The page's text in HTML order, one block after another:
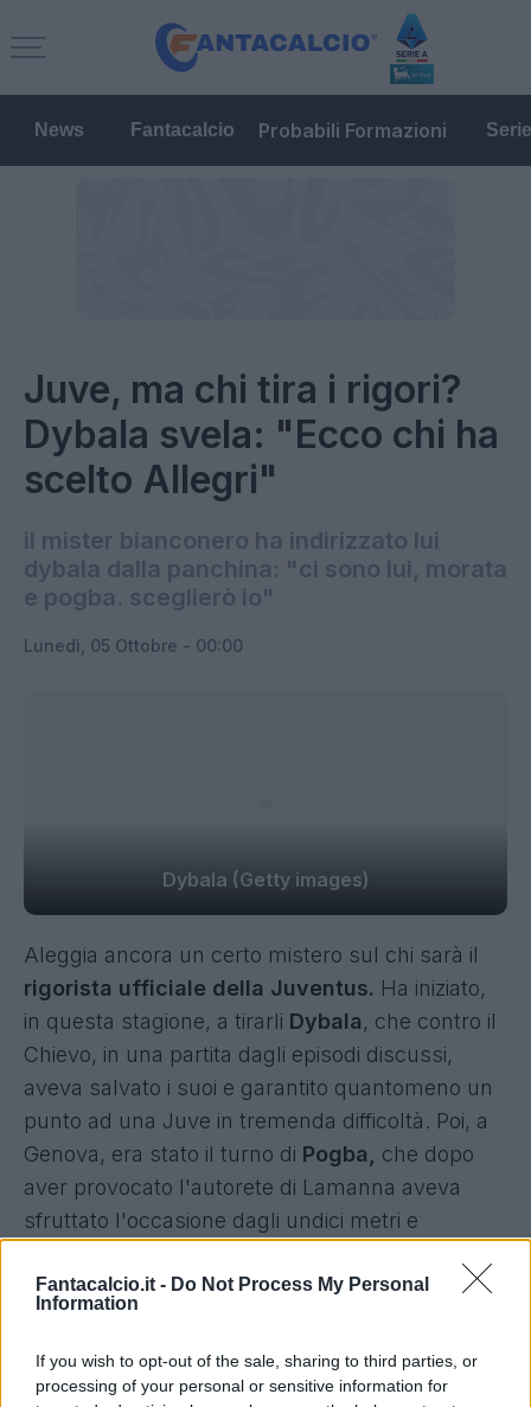
Fantacalcio.it - Do Not Process My Personal
Information
If you wish to opt-out of the sale, sharing to third parties, or
processing of your personal or sensitive information for
News Fantacalcio Probabili Formazioni
Juve, ma chi tira i rigori?
Dybala svela: "Ecco chi ha
scelto Allegri"
il mister bianconero ha indirizzato lui
dybala dalla panchina: "ci sono lui, morata
e pogba. sceglierò io"
Lunedì, 05 Ottobre - 00:00
Dybala (Getty images)
Aleggia ancora un certo mistero sul chi sarà il
rigorista ufficiale della Juventus. Ha iniziato,
in questa stagione, a tirarli Dybala, che contro il
Chievo, in una partita dagli episodi discussi,
aveva salvato i suoi e garantito quantomeno un
punto ad una Juve in tremenda difficoltà. Poi, a
Genova, era stato il turno di Pogba,
che dopo
aver provocato l'autorete di Lamanna aveva
sfruttato l'occasione dagli undici metri e
Bologna.
Ieri, invece, di nuovo Dybala.Il dubbio è allora
lecito: ma chi è il rigorista della Juve? Nel dopo